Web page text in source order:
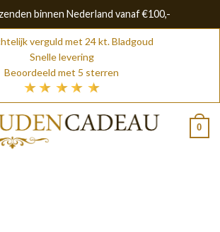
binnen Nederland vanaf €100,-
verguld met 24 kt. Bladgoud
Snelle levering
Beoordeeld met 5 sterren
0